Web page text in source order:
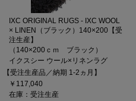
IXC ORIGINAL RUGS - IXC WOOL
× LINEN（ブラック）140×200【受
注生産】
（140×200ｃｍ ブラック）
イクスシー ウール×リネンラグ
【受注生産品／納期 1-2ヵ月】
￥117,040
在庫：受注生産